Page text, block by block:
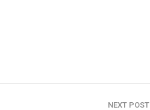
NEXT POST